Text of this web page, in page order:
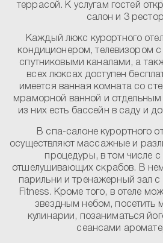
террасой. К услугам гостей
салон и 3
Каждый люкс курортного
кондиционером, телевизором
спутниковыми каналами, а
всех люксах доступен
имеется ванная комната со
мраморной ванной и
из них есть бассейн в саду и
В спа-салоне курортного
осуществляют массажные и
процедуры, в том числе
отшелушивающих скрабов. В
парильни и тренажерный зал
Fitness. Кроме того, в отеле
звездным небом, посетить
кулинарии, позаниматься
сеансами